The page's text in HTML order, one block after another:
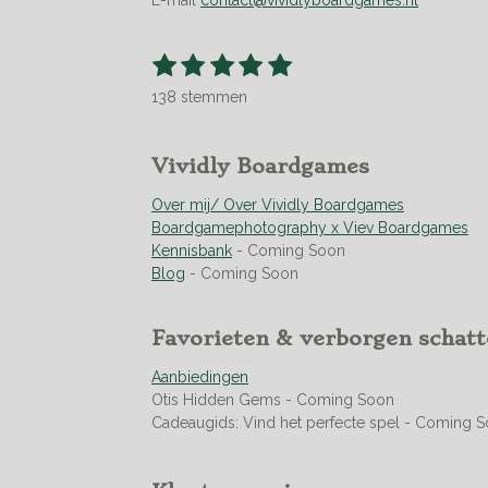
R
t
n
g
:
4
.
9
2
5
3
6
1
s
r
2
s
r
r
e
n
3
s
r
r
e
n
4
s
r
r
e
n
5
r
r
e
n
S
n
138 stemmen
Vividly Boardgames
Over mij/ Over Vividly Boardgames
Boardgamephotography x Viev Boardgames
Kennisbank - Coming Soon
Blog - Coming Soon
Favorieten & verborgen
Aanbiedingen
Otis Hidden Gems - Coming Soon
Cadeaugids: Vind het perfecte spel - Coming